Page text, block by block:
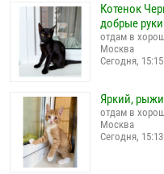
Котенок
добрые руки
отдам в
Москва
Сегодня, 15:15
Яркий,
отдам в
Москва
Сегодня, 15:13